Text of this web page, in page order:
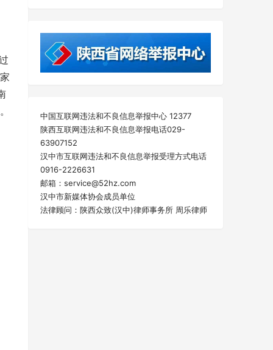
中国互联网违法和不良信息举报中心 12377
陕西互联网违法和不良信息举报电话029-
63907152
汉中市互联网违法和不良信息举报受理方式电话
0916-2226631
邮箱：service@52hz.com
汉中市新媒体协会成员单位
法律顾问：陕西众致(汉中)律师事务所 周乐律师